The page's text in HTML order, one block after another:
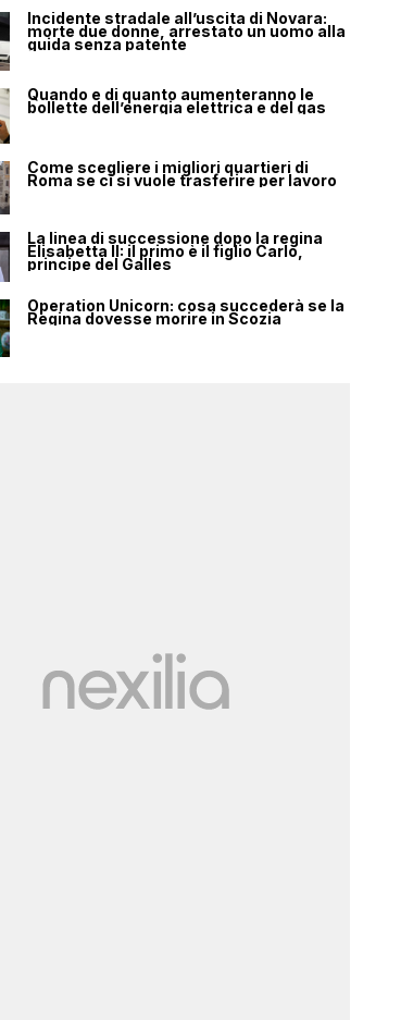
Incidente stradale all’uscita di Novara:
morte due donne, arrestato un uomo alla
guida senza patente
Quando e di quanto aumenteranno le
bollette dell’energia elettrica e del gas
Come scegliere i migliori quartieri di
Roma se ci si vuole trasferire per lavoro
La linea di successione dopo la regina
Elisabetta II: il primo è il figlio Carlo,
principe del Galles
Operation Unicorn: cosa succederà se la
Regina dovesse morire in Scozia